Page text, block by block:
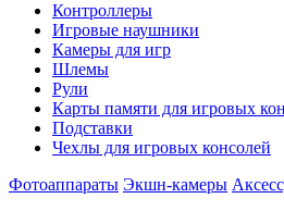
Контроллеры
Игровые наушники
Камеры для игр
Шлемы
Рули
Карты памяти для игровых
Подставки
Чехлы для игровых консолей
Фотоаппараты Экшн-камеры